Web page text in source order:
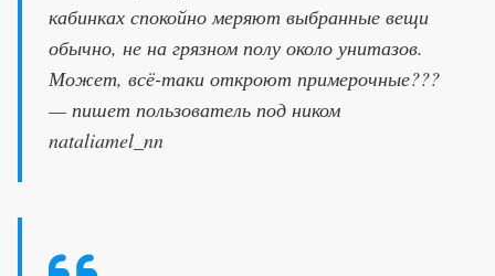
кабинках спокойно меряют выбранные вещи
обычно, не на грязном полу около унитазов.
Может, всё-таки откроют примерочные???
— пишет пользователь под ником
nataliamel_nn